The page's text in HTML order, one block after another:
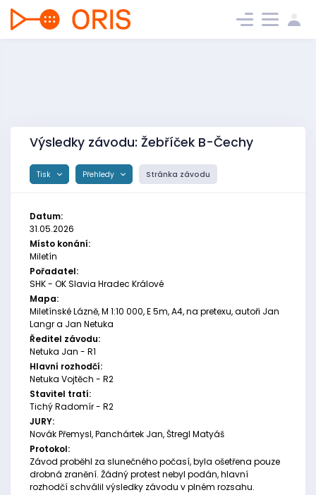
Výsledky závodu: Žebříček B-Čechy
Tisk Přehledy Stránka závodu
Datum:
31.05.2026
Místo konání:
Miletín
Pořadatel:
SHK - OK Slavia Hradec Králové
Mapa:
Miletínské Lázně, M 1:10 000, E 5m, A4, na pretexu, autoři Jan
Langr a Jan Netuka
Ředitel závodu:
Netuka Jan - R1
Hlavní rozhodčí:
Netuka Vojtěch - R2
Stavitel tratí:
Tichý Radomír - R2
JURY:
Novák Přemysl, Panchártek Jan, Štregl Matyáš
Protokol:
Závod proběhl za slunečného počasí, byla ošetřena pouze
drobná zranění. Žádný protest nebyl podán, hlavní
rozhodčí schválil výsledky závodu v plném rozsahu.